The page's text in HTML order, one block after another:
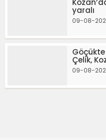
yaralı
09-08-
Göçükte
Çelik,
09-08-